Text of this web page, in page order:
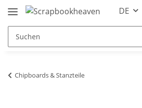
DE
Chipboards & Stanzteile